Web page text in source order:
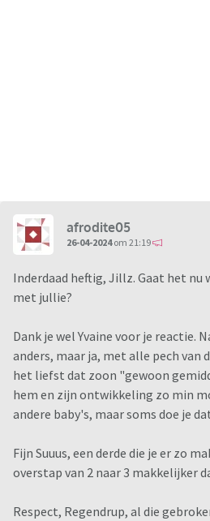
afrodite05
26-04-2024om 21:19
Inderdaad heftig, Jillz. Gaat het nu
met jullie?
Dank je wel Yvaine voor je reactie.
anders, maar ja, met alle pech van
het liefst dat zoon "gewoon
hem en zijn ontwikkeling zo min
andere baby's, maar soms doe je
Fijn Suuus, een derde die je er zo
overstap van 2 naar 3 makkelijker
Respect, Regendrup, al die